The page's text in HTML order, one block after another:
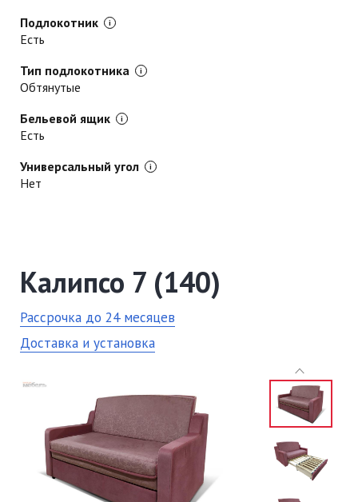
Подлокотник
Есть
Тип подлокотника
Обтянутые
Бельевой ящик
Есть
Универсальный угол
Нет
Калипсо 7 (140)
Рассрочка до 24 месяцев
Доставка и установка